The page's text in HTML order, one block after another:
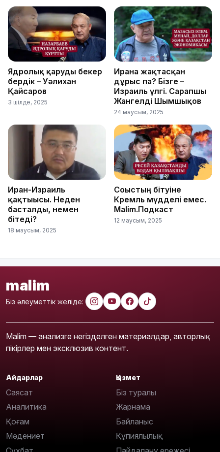
Ядролық қаруды бекер
бердік – Уәлихан
Қайсаров
3 шілде, 2025
Иранға жақтасқан
дұрыс па? Бізге –
Израиль үлгі. Сарапшы
Жангелді Шымшықов
24 маусым, 2025
Иран-Израиль
қақтығысы. Неден
басталды, немен
бітеді?
18 маусым, 2025
Соғыстың бітуіне
Кремль мүдделі емес.
Malim.Подкаст
12 маусым, 2025
malim
Біз әлеуметтік желіде:
Malim — анализге негізделген материалдар, авторлық
пікірлер мен эксклюзив контент.
Айдарлар
Саясат
Аналитика
Қоғам
Мәдениет
Қызмет
Біз туралы
Жарнама
Байланыс
Құпиялылық